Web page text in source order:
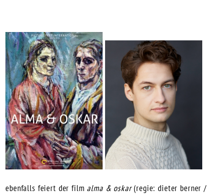
ebenfalls feiert der film alma & oskar(regie: dieter berner /